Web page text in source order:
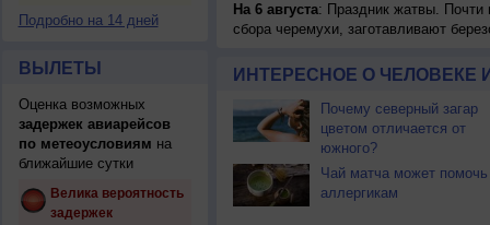
Подробно на 14 дней
ВЫЛЕТЫ
Оценка возможных
задержек авиарейсов
по метеоусловиям на
ближайшие сутки
Велика вероятность
задержек
На 6 августа: Праздник жатвы. Почти
сбора черемухи, заготавливают
ИНТЕРЕСНОЕ О ЧЕЛОВЕКЕ
Почему северный загар
цветом отличается от
южного?
Чай матча может помочь
аллергикам